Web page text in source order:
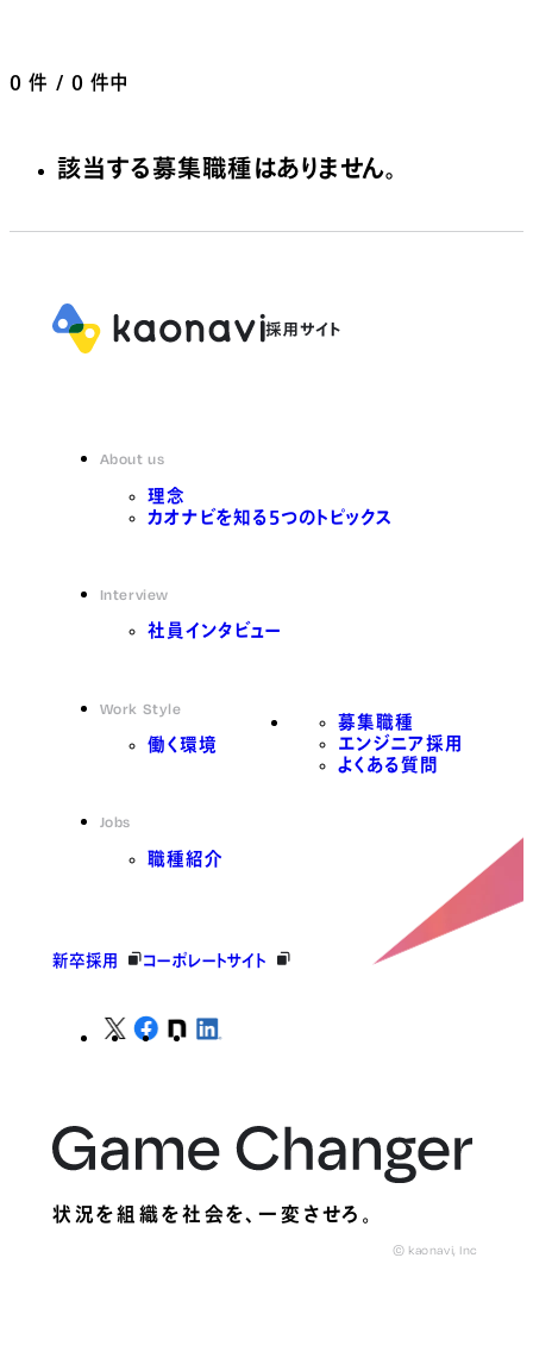
0 件 / 0 件中
該当する募集職種はありません。
About us
理念
カオナビを知る5つのトピックス
Interview
社員インタビュー
Work Style
働く環境
Jobs
職種紹介
募集職種
エンジニア採用
よくある質問
新卒採用 コーポレートサイト
状況を組織を社会を、一変させろ。
© kaonavi, Inc